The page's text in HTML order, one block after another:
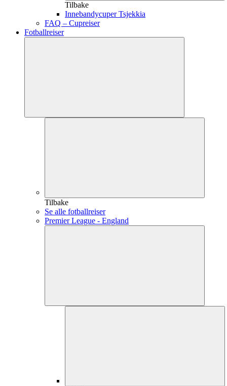
Tilbake
Innebandycuper Tsjekkia
FAQ – Cupreiser
Fotballreiser
Tilbake
Se alle fotballreiser
Premier League - England